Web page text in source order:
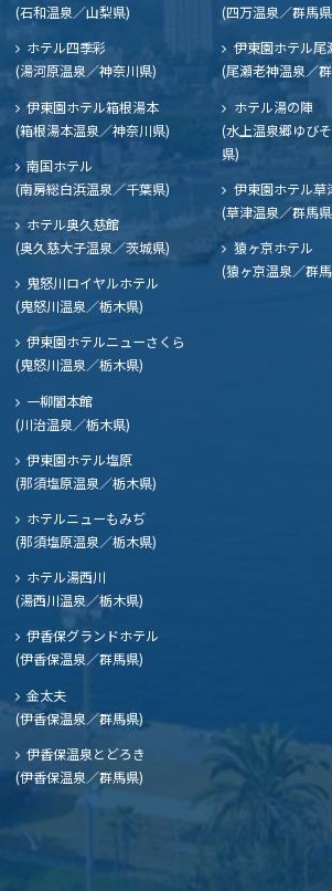
(石和温泉／山梨県)
ホテル四季彩
(湯河原温泉／神奈川県)
伊東園ホテル箱根湯本
(箱根湯本温泉／神奈川県)
南国ホテル
(南房総白浜温泉／千葉県)
ホテル奥久慈館
(奥久慈大子温泉／茨城県)
鬼怒川ロイヤルホテル
(鬼怒川温泉／栃木県)
伊東園ホテルニューさくら
(鬼怒川温泉／栃木県)
一柳閣本館
(川治温泉／栃木県)
伊東園ホテル塩原
(那須塩原温泉／栃木県)
ホテルニューもみぢ
(那須塩原温泉／栃木県)
ホテル湯西川
(湯西川温泉／栃木県)
伊香保グランドホテル
(伊香保温泉／群馬県)
金太夫
(伊香保温泉／群馬県)
伊香保温泉とどろき
(伊香保温泉／群馬県)
(四万温泉／群馬
伊東園ホテル尾
(尾瀬老神温泉／
ホテル湯の陣
(水上温泉郷ゆび
県)
伊東園ホテル草
(草津温泉／群馬
猿ヶ京ホテル
(猿ヶ京温泉／群